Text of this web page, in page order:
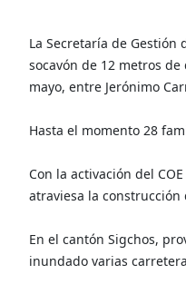
La Secretaría de Gestión
socavón de 12 metros
mayo, entre Jerónimo
Hasta el momento 28
Con la activación del
atraviesa la
En el cantón Sigchos,
inundado varias